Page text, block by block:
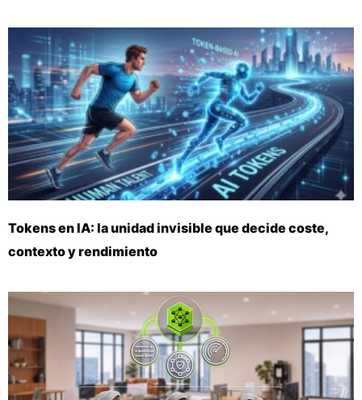
Tokens en IA: la unidad invisible que decide coste,
contexto y rendimiento